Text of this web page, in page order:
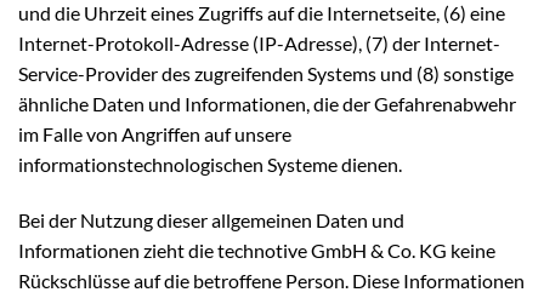
und die Uhrzeit eines Zugriffs auf die Internetseite, (6) eine
Internet-Protokoll-Adresse (IP-Adresse), (7) der Internet-
Service-Provider des zugreifenden Systems und (8) sonstige
ähnliche Daten und Informationen, die der Gefahrenabwehr
im Falle von Angriffen auf unsere
informationstechnologischen Systeme dienen.
Bei der Nutzung dieser allgemeinen Daten und
Informationen zieht die technotive GmbH & Co. KG keine
Rückschlüsse auf die betroffene Person. Diese Informationen